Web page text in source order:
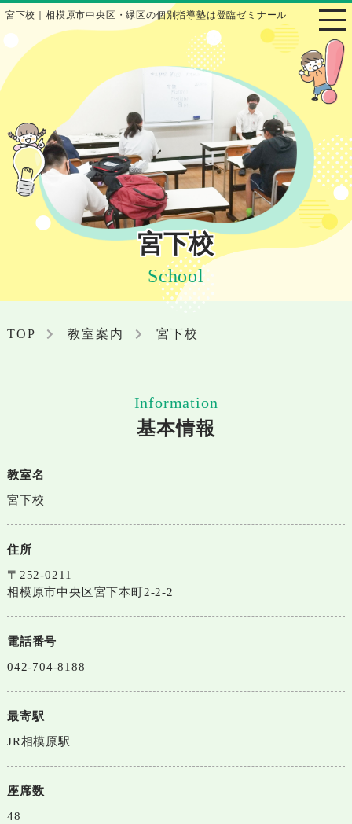
宮下校｜相模原市中央区・緑区の個別指導塾は登臨ゼミナール
宮下校
School
TOP 教室案内 宮下校
Information
基本情報
教室名
宮下校
住所
〒252-0211
相模原市中央区宮下本町2-2-2
電話番号
042-704-8188
最寄駅
JR相模原駅
座席数
48